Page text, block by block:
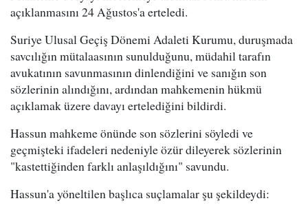
açıklanmasını 24 Ağustos'a erteledi.
Suriye Ulusal Geçiş Dönemi Adaleti Kurumu, duruşmada
savcılığın mütalaasının sunulduğunu, müdahil tarafın
avukatının savunmasının dinlendiğini ve sanığın son
sözlerinin alındığını, ardından mahkemenin hükmü
açıklamak üzere davayı ertelediğini bildirdi.
Hassun mahkeme önünde son sözlerini söyledi ve
geçmişteki ifadeleri nedeniyle özür dileyerek sözlerinin
"kastettiğinden farklı anlaşıldığını" savundu.
Hassun'a yöneltilen başlıca suçlamalar şu şekildeydi: